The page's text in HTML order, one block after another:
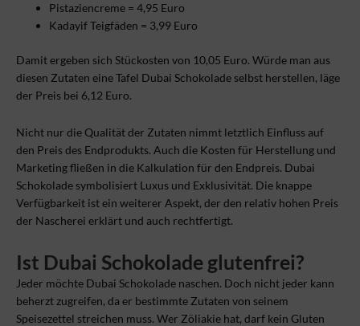
Pistaziencreme = 4,95 Euro
Kadayif Teigfäden = 3,99 Euro
Damit ergeben sich Stückosten von 10,05 Euro. Würde man aus
diesen Zutaten eine Tafel Dubai Schokolade selbst herstellen, läge
der Preis bei 6,12 Euro.
Nicht nur die Qualität der Zutaten nimmt letztlich Einfluss auf
den Preis des Endprodukts. Auch die Kosten für Herstellung und
Marketing fließen in die Kalkulation für den Endpreis. Dubai
Schokolade symbolisiert Luxus und Exklusivität. Die knappe
Verfügbarkeit ist ein weiterer Aspekt, der den relativ hohen Preis
der Nascherei erklärt und auch rechtfertigt.
Ist Dubai Schokolade glutenfrei?
Jeder möchte Dubai Schokolade naschen. Doch nicht jeder kann
beherzt zugreifen, da er bestimmte Zutaten von seinem
Speisezettel streichen muss. Wer Zöliakie hat, darf kein Gluten